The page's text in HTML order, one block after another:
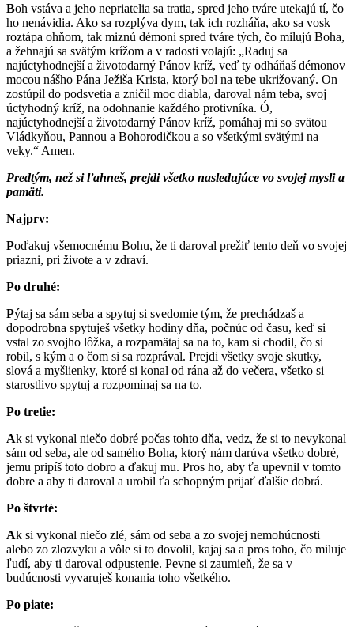
Boh vstáva a jeho nepriatelia sa tratia, spred jeho tváre utekajú tí, čo
ho nenávidia. Ako sa rozplýva dym, tak ich rozháňa, ako sa vosk
roztápa ohňom, tak miznú démoni spred tváre tých, čo milujú Boha,
a žehnajú sa svätým krížom a v radosti volajú: „Raduj sa
najúctyhodnejší a životodarný Pánov kríž, veď ty odháňaš démonov
mocou nášho Pána Ježiša Krista, ktorý bol na tebe ukrižovaný. On
zostúpil do podsvetia a zničil moc diabla, daroval nám teba, svoj
úctyhodný kríž, na odohnanie každého protivníka. Ó,
najúctyhodnejší a životodarný Pánov kríž, pomáhaj mi so svätou
Vládkyňou, Pannou a Bohorodičkou a so všetkými svätými na
veky.“ Amen.
Predtým, než si ľahneš, prejdi všetko nasledujúce vo svojej mysli a
pamäti.
Najprv:
Poďakuj všemocnému Bohu, že ti daroval prežiť tento deň vo svojej
priazni, pri živote a v zdraví.
Po druhé:
Pýtaj sa sám seba a spytuj si svedomie tým, že prechádzaš a
dopodrobna spytuješ všetky hodiny dňa, počnúc od času, keď si
vstal zo svojho lôžka, a rozpamätaj sa na to, kam si chodil, čo si
robil, s kým a o čom si sa rozprával. Prejdi všetky svoje skutky,
slová a myšlienky, ktoré si konal od rána až do večera, všetko si
starostlivo spytuj a rozpomínaj sa na to.
Po tretie:
Ak si vykonal niečo dobré počas tohto dňa, vedz, že si to nevykonal
sám od seba, ale od samého Boha, ktorý nám darúva všetko dobré,
jemu pripíš toto dobro a ďakuj mu. Pros ho, aby ťa upevnil v tomto
dobre a aby ti daroval a urobil ťa schopným prijať ďalšie dobrá.
Po štvrté:
Ak si vykonal niečo zlé, sám od seba a zo svojej nemohúcnosti
alebo zo zlozvyku a vôle si to dovolil, kajaj sa a pros toho, čo miluje
ľudí, aby ti daroval odpustenie. Pevne si zaumieň, že sa v
budúcnosti vyvaruješ konania toho všetkého.
Po piate: